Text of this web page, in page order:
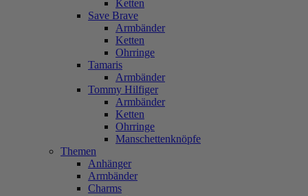
Ketten
Save Brave
Armbänder
Ketten
Ohrringe
Tamaris
Armbänder
Tommy Hilfiger
Armbänder
Ketten
Ohrringe
Manschettenknöpfe
Themen
Anhänger
Armbänder
Charms